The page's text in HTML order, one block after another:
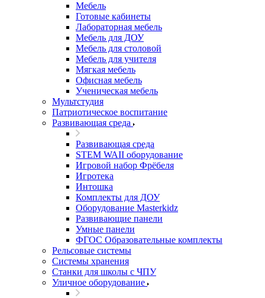
Мебель
Готовые кабинеты
Лабораторная мебель
Мебель для ДОУ
Мебель для столовой
Мебель для учителя
Мягкая мебель
Офисная мебель
Ученическая мебель
Мультстудия
Патриотическое воспитание
Развивающая среда
Развивающая среда
STEM WAII оборудование
Игровой набор Фрёбеля
Игротека
Интошка
Комплекты для ДОУ
Оборудование Masterkidz
Развивающие панели
Умные панели
ФГОС Образовательные комплекты
Рельсовые системы
Системы хранения
Станки для школы с ЧПУ
Уличное оборудование